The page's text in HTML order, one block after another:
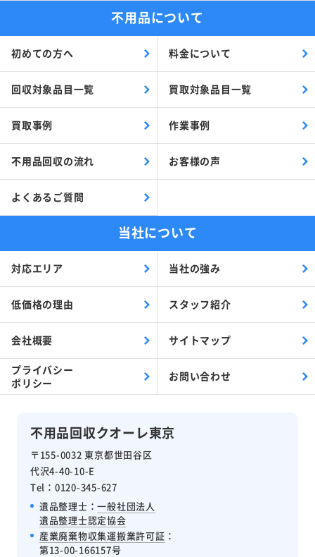
不用品回収クオーレ東京
〒155-0032 東京都世田谷区
代沢4-40-10-E
Tel：0120-345-627
遺品整理士：一般社団法人
遺品整理士認定協会
産業廃棄物収集運搬業許可証 ：
第13-00-166157号
不用品について
初めての方へ 料金について
回収対象品目一覧 買取対象品目一覧
買取事例 作業事例
不用品回収の流れ お客様の声
よくあるご質問
当社について
対応エリア 当社の強み
低価格の理由 スタッフ紹介
会社概要 サイトマップ
プライバシー
ポリシー
お問い合わせ